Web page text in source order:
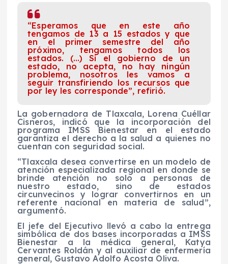
“Esperamos que en este año
tengamos de 13 a 15 estados y que
en el primer semestre del año
próximo, tengamos todos los
estados. (…) Si el gobierno de un
estado, no acepta, no hay ningún
problema, nosotros les vamos a
seguir transfiriendo los recursos que
por ley les corresponde”, refirió.
La gobernadora de Tlaxcala, Lorena Cuéllar
Cisneros, indicó que la incorporación del
programa IMSS Bienestar en el estado
garantiza el derecho a la salud a quienes no
cuentan con seguridad social.
“Tlaxcala desea convertirse en un modelo de
atención especializada regional en donde se
brinde atención no solo a personas de
nuestro estado, sino de estados
circunvecinos y lograr convertirnos en un
referente nacional en materia de salud”,
argumentó.
El jefe del Ejecutivo llevó a cabo la entrega
simbólica de dos bases incorporadas a IMSS
Bienestar a la médica general, Katya
Cervantes Roldán y al auxiliar de enfermería
general, Gustavo Adolfo Acosta Oliva.